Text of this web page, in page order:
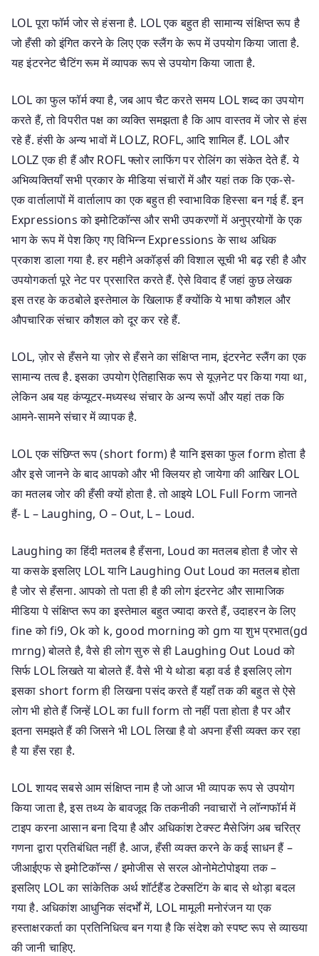
LOL पूरा फॉर्म जोर से हंसना है. LOL एक बहुत ही सामान्य संक्षिप्त रूप है
जो हँसी को इंगित करने के लिए एक स्लैंग के रूप में उपयोग किया जाता है.
यह इंटरनेट चैटिंग रूम में व्यापक रूप से उपयोग किया जाता है.
LOL का फुल फॉर्म क्या है, जब आप चैट करते समय LOL शब्द का उपयोग
करते हैं, तो विपरीत पक्ष का व्यक्ति समझता है कि आप वास्तव में जोर से हंस
रहे हैं. हंसी के अन्य भावों में LOLZ, ROFL, आदि शामिल हैं. LOL और
LOLZ एक ही हैं और ROFL फ्लोर लाफिंग पर रोलिंग का संकेत देते हैं. ये
अभिव्यक्तियाँ सभी प्रकार के मीडिया संचारों में और यहां तक कि एक-से-
एक वार्तालापों में वार्तालाप का एक बहुत ही स्वाभाविक हिस्सा बन गई हैं. इन
Expressions को इमोटिकॉन्स और सभी उपकरणों में अनुप्रयोगों के एक
भाग के रूप में पेश किए गए विभिन्न Expressions के साथ अधिक
प्रकाश डाला गया है. हर महीने अकॉर्ड्स की विशाल सूची भी बढ़ रही है और
उपयोगकर्ता पूरे नेट पर प्रसारित करते हैं. ऐसे विवाद हैं जहां कुछ लेखक
इस तरह के कठबोले इस्तेमाल के खिलाफ हैं क्योंकि ये भाषा कौशल और
औपचारिक संचार कौशल को दूर कर रहे हैं.
LOL, ज़ोर से हँसने या ज़ोर से हँसने का संक्षिप्त नाम, इंटरनेट स्लैंग का एक
सामान्य तत्व है. इसका उपयोग ऐतिहासिक रूप से यूज़नेट पर किया गया था,
लेकिन अब यह कंप्यूटर-मध्यस्थ संचार के अन्य रूपों और यहां तक कि
आमने-सामने संचार में व्यापक है.
LOL एक संछिप्त रूप (short form) है यानि इसका फुल form होता है
और इसे जानने के बाद आपको और भी क्लियर हो जायेगा की आखिर LOL
का मतलब जोर की हँसी क्यों होता है. तो आइये LOL Full Form जानते
हैं- L – Laughing, O – Out, L – Loud.
Laughing का हिंदी मतलब है हँसना, Loud का मतलब होता है जोर से
या कसके इसलिए LOL यानि Laughing Out Loud का मतलब होता
है जोर से हँसना. आपको तो पता ही है की लोग इंटरनेट और सामाजिक
मीडिया पे संक्षिप्त रूप का इस्तेमाल बहुत ज्यादा करते हैं, उदाहरन के लिए
fine को fi9, Ok को k, good morning को gm या शुभ प्रभात(gd
mrng) बोलते है, वैसे ही लोग सुरु से ही Laughing Out Loud को
सिर्फ LOL लिखते या बोलते हैं. वैसे भी ये थोडा बड़ा वर्ड है इसलिए लोग
इसका short form ही लिखना पसंद करते हैं यहाँ तक की बहुत से ऐसे
लोग भी होते हैं जिन्हें LOL का full form तो नहीं पता होता है पर और
इतना समझते हैं की जिसने भी LOL लिखा है वो अपना हँसी व्यक्त कर रहा
है या हँस रहा है.
LOL शायद सबसे आम संक्षिप्त नाम है जो आज भी व्यापक रूप से उपयोग
किया जाता है, इस तथ्य के बावजूद कि तकनीकी नवाचारों ने लॉन्गफॉर्म में
टाइप करना आसान बना दिया है और अधिकांश टेक्स्ट मैसेजिंग अब चरित्र
गणना द्वारा प्रतिबंधित नहीं है. आज, हँसी व्यक्त करने के कई साधन हैं –
जीआईएफ से इमोटिकॉन्स / इमोजीस से सरल ओनोमेटोपोइया तक –
इसलिए LOL का सांकेतिक अर्थ शॉर्टहैंड टेक्सटिंग के बाद से थोड़ा बदल
गया है. अधिकांश आधुनिक संदर्भों में, LOL मामूली मनोरंजन या एक
हस्ताक्षरकर्ता का प्रतिनिधित्व बन गया है कि संदेश को स्पष्ट रूप से व्याख्या
की जानी चाहिए.